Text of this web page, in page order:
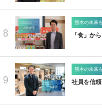
8
熊本の未来
「食」か
9
熊本の未来
社員を信